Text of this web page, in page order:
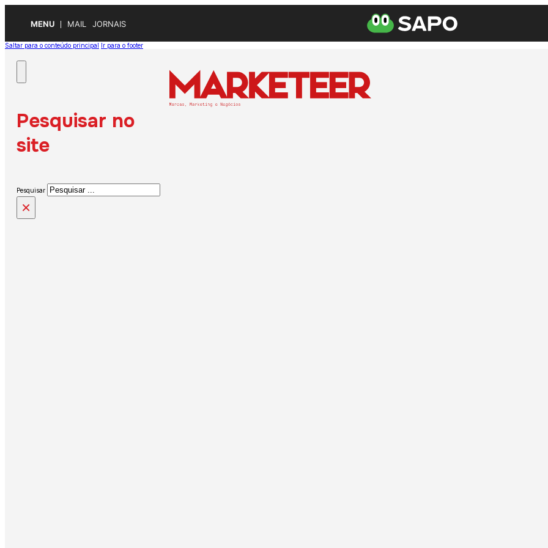
MENU MAIL JORNAIS
Saltar para o conteúdo principal Ir para o footer
Pesquisar no
site
Pesquisar
×